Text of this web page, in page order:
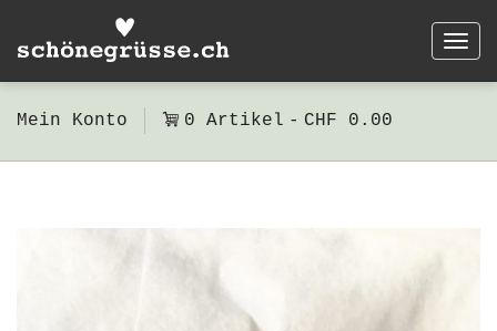
Mein Konto 0 Artikel CHF 0.00